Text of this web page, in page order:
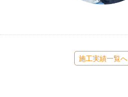
施工実績一覧へ